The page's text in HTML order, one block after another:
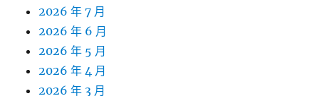
2026 年 7 月
2026 年 6 月
2026 年 5 月
2026 年 4 月
2026 年 3 月